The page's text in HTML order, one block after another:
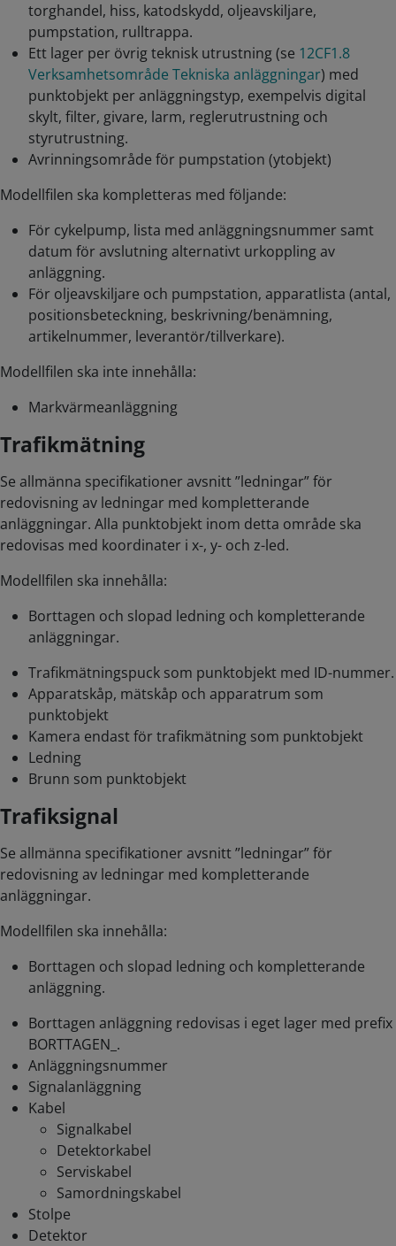
torghandel, hiss, katodskydd, oljeavskiljare,
pumpstation, rulltrappa.
Ett lager per övrig teknisk utrustning (se 12CF1.8
Verksamhetsområde Tekniska anläggningar) med
punktobjekt per anläggningstyp, exempelvis digital
skylt, filter, givare, larm, reglerutrustning och
styrutrustning.
Avrinningsområde för pumpstation (ytobjekt)
Modellfilen ska kompletteras med följande:
För cykelpump, lista med anläggningsnummer samt
datum för avslutning alternativt urkoppling av
anläggning.
För oljeavskiljare och pumpstation, apparatlista (antal,
positionsbeteckning, beskrivning/benämning,
artikelnummer, leverantör/tillverkare).
Modellfilen ska inte innehålla:
Markvärmeanläggning
Trafikmätning
Se allmänna specifikationer avsnitt ”ledningar” för
redovisning av ledningar med kompletterande
anläggningar. Alla punktobjekt inom detta område ska
redovisas med koordinater i x-, y- och z-led.
Modellfilen ska innehålla:
Borttagen och slopad ledning och kompletterande
anläggningar.
Trafikmätningspuck som punktobjekt med ID-nummer.
Apparatskåp, mätskåp och apparatrum som
punktobjekt
Kamera endast för trafikmätning som punktobjekt
Ledning
Brunn som punktobjekt
Trafiksignal
Se allmänna specifikationer avsnitt ”ledningar” för
redovisning av ledningar med kompletterande
anläggningar.
Modellfilen ska innehålla:
Borttagen och slopad ledning och kompletterande
anläggning.
Borttagen anläggning redovisas i eget lager med prefix
BORTTAGEN_.
Anläggningsnummer
Signalanläggning
Kabel
Signalkabel
Detektorkabel
Serviskabel
Samordningskabel
Stolpe
Detektor